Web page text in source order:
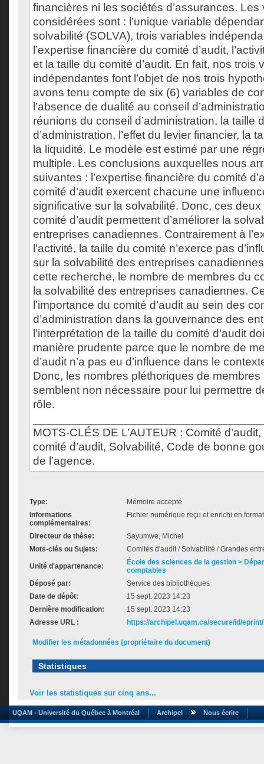
financières ni les sociétés d’assurances. Les
considérées sont : l’unique variable
solvabilité (SOLVA), trois variables
l’expertise financière du comité d’audit,
et la taille du comité d’audit. En fait, nos trois
indépendantes font l’objet de nos trois
avons tenu compte de six (6) variables de
l’absence de dualité au conseil
réunions du conseil d’administration, la taille
d’administration, l’effet du levier financier, la
la liquidité. Le modèle est estimé par une
multiple. Les conclusions auxquelles nous
suivantes : l’expertise financière du comité
comité d’audit exercent chacune une
significative sur la solvabilité. Donc, ces
comité d’audit permettent d’améliorer la
entreprises canadiennes. Contrairement à
l’activité, la taille du comité n’exerce pas
sur la solvabilité des entreprises
cette recherche, le nombre de membres du
la solvabilité des entreprises canadiennes.
l’importance du comité d’audit au sein des
d’administration dans la gouvernance des
l’interprétation de la taille du comité d’audit
manière prudente parce que le nombre de
d’audit n’a pas eu d’influence dans le
Donc, les nombres pléthoriques de membres
semblent non nécessaire pour lui permettre
rôle.
MOTS-CLÉS DE L’AUTEUR : Comité
comité d’audit, Solvabilité, Code de bonne
de l’agence.
Type:
Mémoire accepté
Informations
complémentaires:
Fichier numérique reçu et enrichi en
Directeur de thèse:
Sayumwe, Michel
Mots-clés ou Sujets:
Comités d'audit / Solvabilité / Grandes
Unité d'appartenance:
École des sciences de la gestion >
comptables
Déposé par:
Service des bibliothèques
Date de dépôt:
15 sept. 2023 14:23
Dernière modification:
15 sept. 2023 14:23
Adresse URL :
https://archipel.uqam.ca/secure/id/
Modifier les métadonnées (propriétaire du document)
Statistiques
Voir les statistiques sur cinq ans...
UQAM - Université du Québec à Montréal Archipel Nous écrire